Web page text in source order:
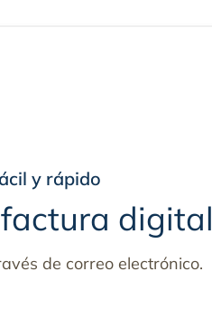
y rápido
digital
de correo electrónico.